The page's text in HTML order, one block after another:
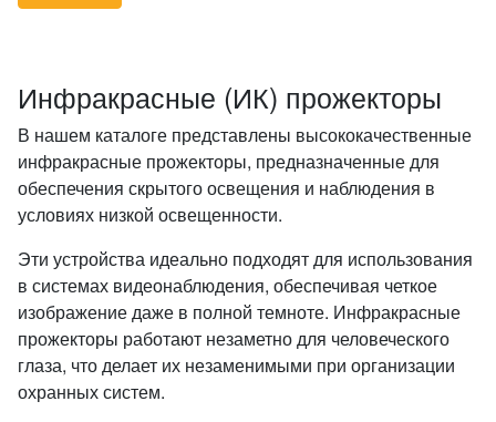
Инфракрасные (ИК) прожекторы
В нашем каталоге представлены высококачественные
инфракрасные прожекторы, предназначенные для
обеспечения скрытого освещения и наблюдения в
условиях низкой освещенности.
Эти устройства идеально подходят для использования
в системах видеонаблюдения, обеспечивая четкое
изображение даже в полной темноте. Инфракрасные
прожекторы работают незаметно для человеческого
глаза, что делает их незаменимыми при организации
охранных систем.